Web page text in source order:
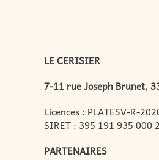
LE CERISIER
7-11 rue Joseph Brunet,
Licences : PLATESV-R-
SIRET : 395 191 935 000
PARTENAIRES